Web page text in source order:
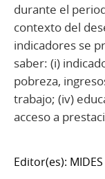
durante el
contexto del
indicadores se
saber: (i)
pobreza,
trabajo; (iv)
acceso a
Editor(es): MIDES